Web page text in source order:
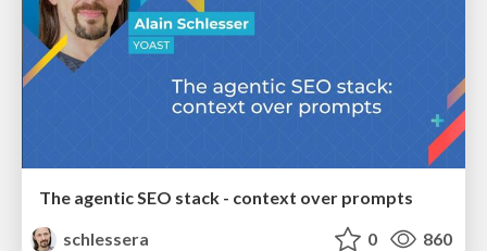
The agentic SEO stack - context over prompts
schlessera
0 860